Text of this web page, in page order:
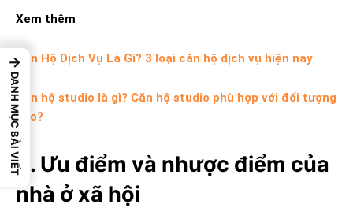
Xem thêm
Căn Hộ Dịch Vụ Là Gì? 3 loại căn hộ dịch vụ hiện nay
Căn hộ studio là gì? Căn hộ studio phù hợp với đối tượng
nào?
4. Ưu điểm và nhược điểm của
nhà ở xã hội
→
DANH MỤC BÀI VIẾT